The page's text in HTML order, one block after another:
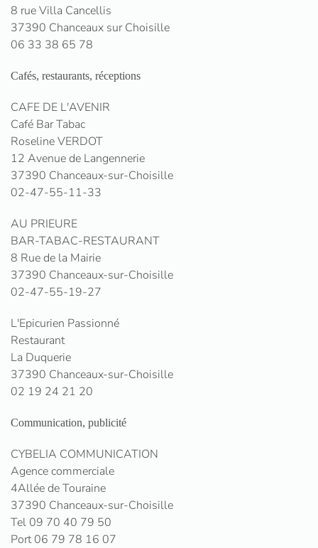
8 rue Villa Cancellis
37390 Chanceaux sur Choisille
06 33 38 65 78
Cafés, restaurants, réceptions
CAFE DE L'AVENIR
Café Bar Tabac
Roseline VERDOT
12 Avenue de Langennerie
37390 Chanceaux-sur-Choisille
02-47-55-11-33
AU PRIEURE
BAR-TABAC-RESTAURANT
8 Rue de la Mairie
37390 Chanceaux-sur-Choisille
02-47-55-19-27
L'Epicurien Passionné
Restaurant
La Duquerie
37390 Chanceaux-sur-Choisille
02 19 24 21 20
Communication, publicité
CYBELIA COMMUNICATION
Agence commerciale
4Allée de Touraine
37390 Chanceaux-sur-Choisille
Tel 09 70 40 79 50
Port 06 79 78 16 07